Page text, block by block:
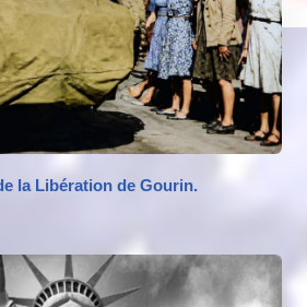
la Libération de Gourin.